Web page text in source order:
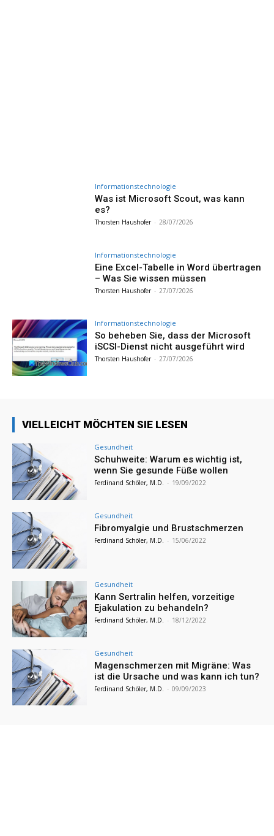
Informationstechnologie
Was ist Microsoft Scout, was kann
es?
Thorsten Haushofer - 28/07/2026
Informationstechnologie
Eine Excel-Tabelle in Word übertragen
– Was Sie wissen müssen
Thorsten Haushofer - 27/07/2026
Informationstechnologie
So beheben Sie, dass der Microsoft
iSCSI-Dienst nicht ausgeführt wird
Thorsten Haushofer - 27/07/2026
VIELLEICHT MÖCHTEN SIE LESEN
Gesundheit
Schuhweite: Warum es wichtig ist,
wenn Sie gesunde Füße wollen
Ferdinand Schöler, M.D. - 19/09/2022
Gesundheit
Fibromyalgie und Brustschmerzen
Ferdinand Schöler, M.D. - 15/06/2022
Gesundheit
Kann Sertralin helfen, vorzeitige
Ejakulation zu behandeln?
Ferdinand Schöler, M.D. - 18/12/2022
Gesundheit
Magenschmerzen mit Migräne: Was
ist die Ursache und was kann ich tun?
Ferdinand Schöler, M.D. - 09/09/2023